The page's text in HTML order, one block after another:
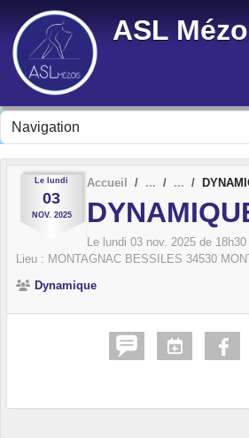
ASL
Le lundi
03
NOV. 2025
Accueil
Le lundi 03 nov. 2025 de
Lieu : MONTAGNAC BESSILES 34530
Dynamique
Panneau de gestion des cookies